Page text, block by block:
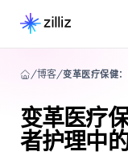
博客 变革医疗保健
变革医疗
者护理中